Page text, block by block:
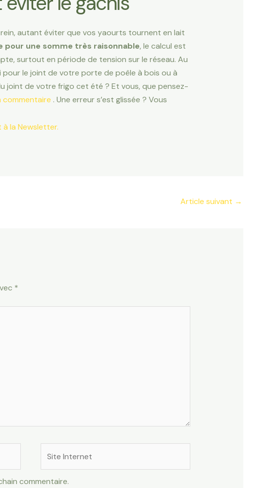
autant éviter que vos yaourts tournent en lait
pour une somme très raisonnable, le calcul est
surtout en période de tension sur le réseau. Au
le joint de votre porte de poêle à bois ou à
joint de votre frigo cet été ? Et vous, que pensez-
commentaire . Une erreur s’est glissée ? Vous
Article suivant →
*
commentaire.